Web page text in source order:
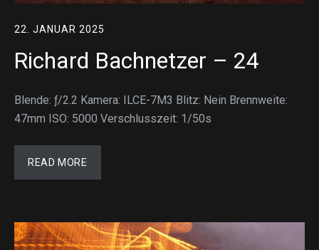
22. JANUAR 2025
Richard Bachnetzer – 24
Blende: ƒ/2.2 Kamera: ILCE-7M3 Blitz: Nein Brennweite:
47mm ISO: 5000 Verschlusszeit: 1/50s
READ MORE